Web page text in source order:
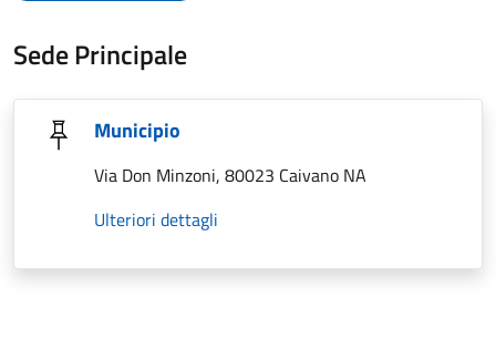
Sede Principale
Municipio
Via Don Minzoni, 80023 Caivano NA
Ulteriori dettagli